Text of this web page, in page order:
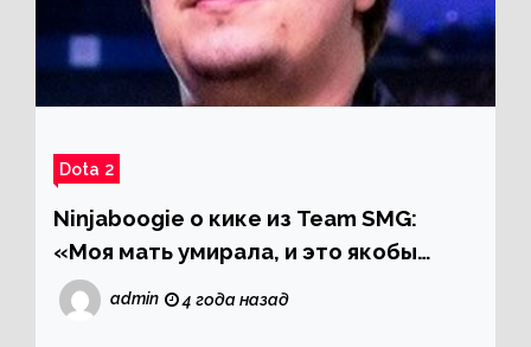
Dota 2
Ninjaboogie о кике из Team SMG:
«Моя мать умирала, и это якобы
могло повлиять на мою игру»
admin 4 года назад